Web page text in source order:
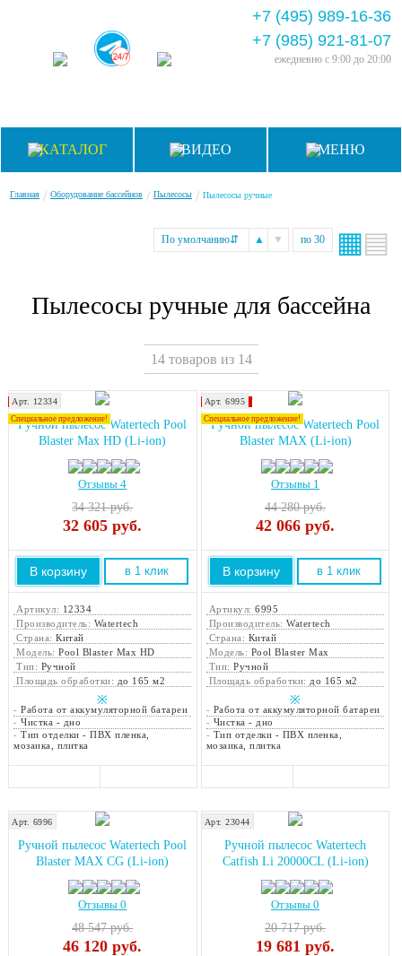
+7 (495) 989-16-36
+7 (985) 921-81-07
ежедневно с 9:00 до 20:00
КАТАЛОГ ВИДЕО МЕНЮ
Главная / Оборудование бассейнов / Пылесосы / Пылесосы ручные
По умолчанию⇵ ▲ ▼ по 30 ▦▤
Пылесосы ручные для бассейна
14 товаров из 14
Хит продаж!
Специальное предложение!
Арт. 12334
Ручной пылесос Watertech Pool
Blaster Max HD (Li-ion)
Отзывы 4
34 321 руб.
32 605 руб.
В корзину в 1 клик
Артикул: 12334
Производитель: Watertech
Страна:Китай
Модель:Pool Blaster Max HD
Тип: Ручной
Площадь обработки: до 165 м2
※
-Работа от аккумуляторной батареи
-Чистка - дно
-Тип отделки - ПВХ пленка,
мозаика, плитка
Хит продаж!
Специальное предложение!
Арт. 6995
Ручной пылесос Watertech Pool
Blaster MAX (Li-ion)
Отзывы 1
44 280 руб.
42 066 руб.
В корзину в 1 клик
Артикул:6995
Производитель:Watertech
Страна: Китай
Модель: Pool Blaster Max
Тип:Ручной
Площадь обработки: до 165 м2
※
- Работа от аккумуляторной батареи
- Чистка - дно
- Тип отделки - ПВХ пленка,
мозаика, плитка
Арт. 6996
Ручной пылесос Watertech Pool
Blaster MAX CG (Li-ion)
Отзывы 0
48 547 руб.
46 120 руб.
Арт. 23044
Ручной пылесос Watertech
Catfish Li 20000CL (Li-ion)
Отзывы 0
20 717 руб.
19 681 руб.